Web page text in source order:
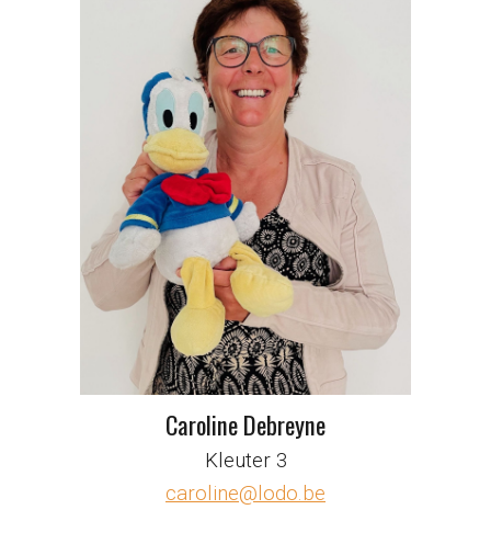
Caroline Debreyne
Kleuter 3
caroline@lodo.be